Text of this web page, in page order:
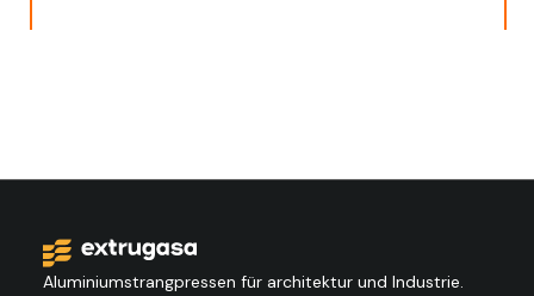
Aluminiumstrangpressen für architektur und Industrie.